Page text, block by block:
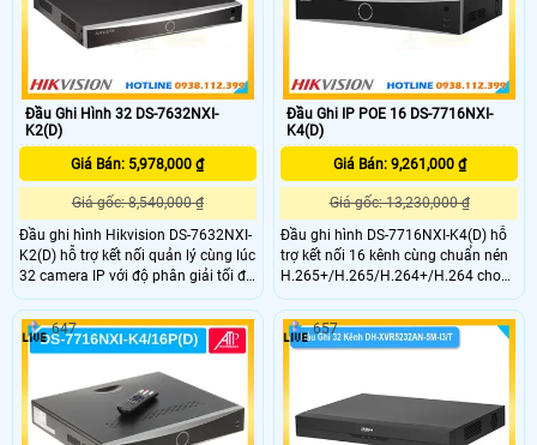
người/phương tiện.
Đầu Ghi Hình 32 DS-7632NXI-
K2(D)
Giá Bán: 5,978,000 ₫
Giá gốc: 8,540,000 ₫
Đầu ghi hình Hikvision DS-7632NXI-
K2(D) hỗ trợ kết nối quản lý cùng lúc
32 camera IP với độ phân giải tối đa
cho phép 12MP, băng thông đầu
vào 256Mbps, đầu ra 160Mbps.
Ngoài ra, DS-7632NXI-K2(D) hỗ trợ 2
ổ cứng 10TB, nhận diện khuôn mặt
thông minh cùng tính năng phát
hiện chuyển động người và phương
tiện.
Đầu Ghi IP POE 16 DS-7716NXI-
K4(D)
Giá Bán: 9,261,000 ₫
Giá gốc: 13,230,000 ₫
Đầu ghi hình DS-7716NXI-K4(D) hỗ
trợ kết nối 16 kênh cùng chuẩn nén
H.265+/H.265/H.264+/H.264 cho
phép ghi hình với độ phân giải tối
đa lên đến 12MP với 16 cổng POE
tích hợp trên đầu ghi. Băng thông
phát hiện chuyển động
người/phương tiện.
647 657